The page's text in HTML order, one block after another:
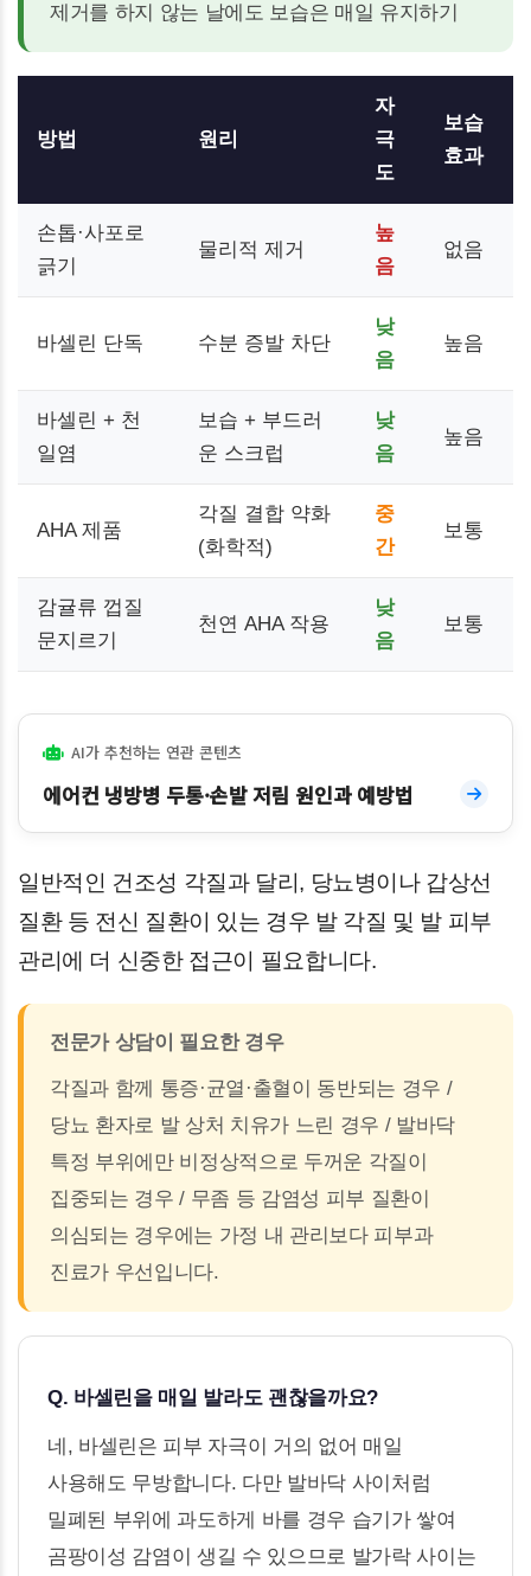
제거를 하지 않는 날에도 보습은 매일 유지하기
방법 원리
자
극
도
보습
효과
손톱·사포로
긁기
물리적 제거
높
음
없음
바셀린 단독 수분 증발 차단
낮
음
높음
바셀린 + 천
일염
보습 + 부드러
운 스크럽
낮
음
높음
AHA 제품
각질 결합 약화
(화학적)
중
간
보통
감귤류 껍질
문지르기
천연 AHA 작용
낮
음
보통
AI가 추천하는 연관 콘텐츠
에어컨 냉방병 두통·손발 저림 원인과 예방법
일반적인 건조성 각질과 달리, 당뇨병이나 갑상선
질환 등 전신 질환이 있는 경우 발 각질 및 발 피부
관리에 더 신중한 접근이 필요합니다.
전문가 상담이 필요한 경우
각질과 함께 통증·균열·출혈이 동반되는 경우 /
당뇨 환자로 발 상처 치유가 느린 경우 / 발바닥
특정 부위에만 비정상적으로 두꺼운 각질이
집중되는 경우 / 무좀 등 감염성 피부 질환이
의심되는 경우에는 가정 내 관리보다 피부과
진료가 우선입니다.
Q. 바셀린을 매일 발라도 괜찮을까요?
네, 바셀린은 피부 자극이 거의 없어 매일
사용해도 무방합니다. 다만 발바닥 사이처럼
밀폐된 부위에 과도하게 바를 경우 습기가 쌓여
곰팡이성 감염이 생길 수 있으므로 발가락 사이는